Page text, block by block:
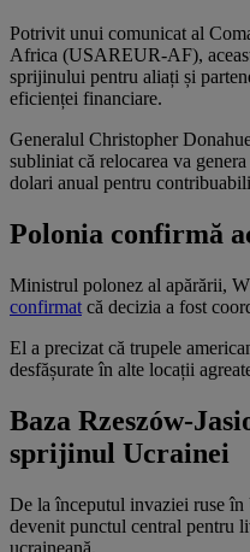
Potrivit unui comunicat al
Africa (USAREUR-AF),
sprijinului pentru aliați și
eficienței financiare.
Generalul Christopher
subliniat că relocarea va
dolari anual pentru
Polonia confirmă
Ministrul polonez al apărării,
confirmat că decizia a fost
El a precizat că trupele
desfășurate în alte locații
Baza Rzeszów-
sprijinul Ucrainei
De la începutul invaziei ruse în
devenit punctul central pentru
ucraineană.